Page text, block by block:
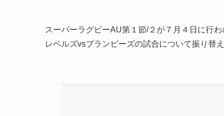
スーパーラグビーAU第１節/２が７月４日に行わ
レベルズvsブランビーズの試合について振り替